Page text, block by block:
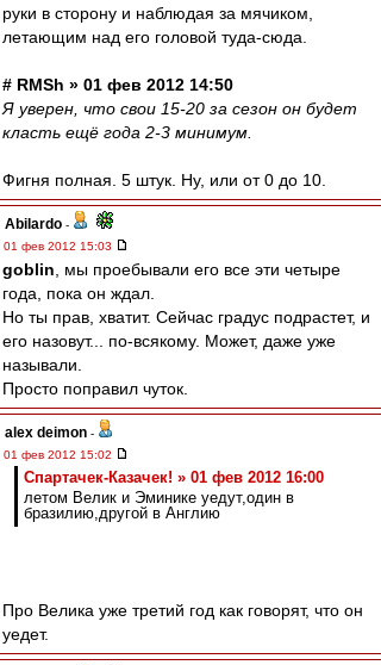
руки в сторону и наблюдая за мячиком,
летающим над его головой туда-сюда.
# RMSh » 01 фев 2012 14:50
Я уверен, что свои 15-20 за сезон он будет
класть ещё года 2-3 минимум.
Фигня полная. 5 штук. Ну, или от 0 до 10.
Abilardo -
01 фев 2012 15:03
goblin , мы проебывали его все эти четыре
года, пока он ждал.
Но ты прав, хватит. Сейчас градус подрастет, и
его назовут... по-всякому. Может, даже уже
называли.
Просто поправил чуток.
alex deimon -
01 фев 2012 15:02
Спартачек-Казачек! » 01 фев 2012 16:00
летом Велик и Эминике уедут,один в
бразилию,другой в Англию
Про Велика уже третий год как говорят, что он
уедет.